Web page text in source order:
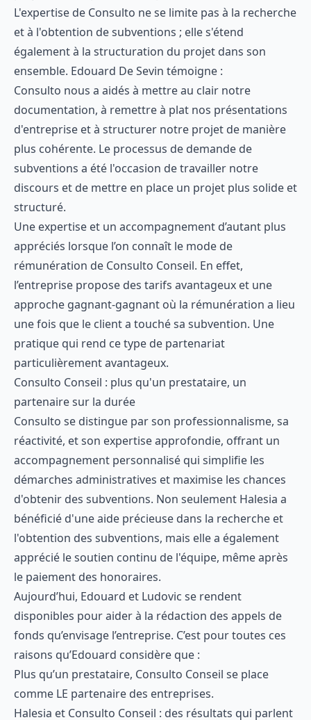
L'expertise de Consulto ne se limite pas à la recherche
et à l'obtention de subventions ; elle s'étend
également à la structuration du projet dans son
ensemble. Edouard De Sevin témoigne :
Consulto nous a aidés à mettre au clair notre
documentation, à remettre à plat nos présentations
d'entreprise et à structurer notre projet de manière
plus cohérente. Le processus de demande de
subventions a été l'occasion de travailler notre
discours et de mettre en place un projet plus solide et
structuré.
Une expertise et un accompagnement d’autant plus
appréciés lorsque l’on connaît le mode de
rémunération de Consulto Conseil. En effet,
l’entreprise propose des tarifs avantageux et une
approche gagnant-gagnant où la rémunération a lieu
une fois que le client a touché sa subvention. Une
pratique qui rend ce type de partenariat
particulièrement avantageux.
Consulto Conseil : plus qu'un prestataire, un
partenaire sur la durée
Consulto se distingue par son professionnalisme, sa
réactivité, et son expertise approfondie, offrant un
accompagnement personnalisé qui simplifie les
démarches administratives et maximise les chances
d'obtenir des subventions. Non seulement Halesia a
bénéficié d'une aide précieuse dans la recherche et
l'obtention des subventions, mais elle a également
apprécié le soutien continu de l'équipe, même après
le paiement des honoraires.
Aujourd’hui, Edouard et Ludovic se rendent
disponibles pour aider à la rédaction des appels de
fonds qu’envisage l’entreprise. C’est pour toutes ces
raisons qu’Edouard considère que :
Plus qu’un prestataire, Consulto Conseil se place
comme LE partenaire des entreprises.
Halesia et Consulto Conseil : des résultats qui parlent